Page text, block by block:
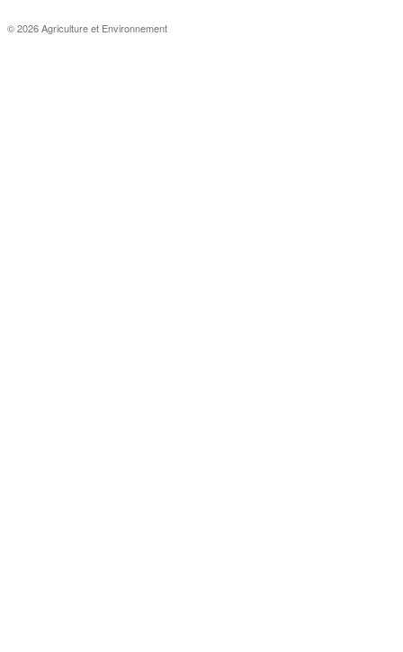
© 2026 Agriculture et Environnement